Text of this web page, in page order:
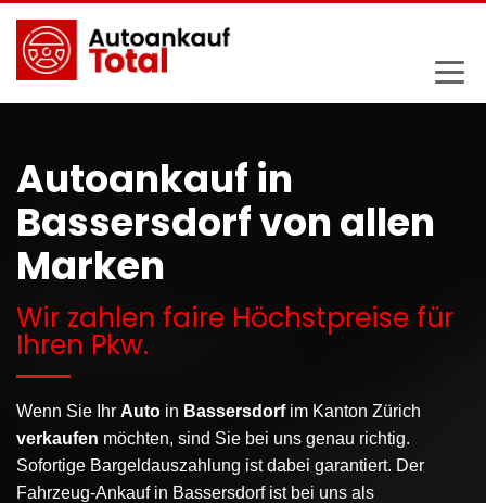
Autoankauf in
Bassersdorf von allen
Marken
Wir zahlen faire Höchstpreise für
Ihren Pkw.
Wenn Sie Ihr Auto in Bassersdorfim Kanton Zürich
verkaufen möchten, sind Sie bei uns genau richtig.
Sofortige Bargeldauszahlung ist dabei garantiert. Der
Fahrzeug-Ankaufin Bassersdorfist bei uns als